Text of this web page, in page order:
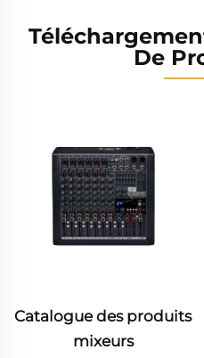
De
Catalogue des produits
mixeurs